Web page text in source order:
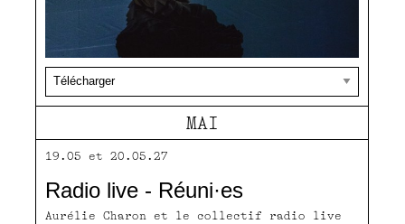
MAI
19.05 et 20.05.27
Radio live - Réuni·es
Aurélie Charon et le collectif radio live